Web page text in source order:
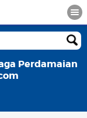
Perdamaian